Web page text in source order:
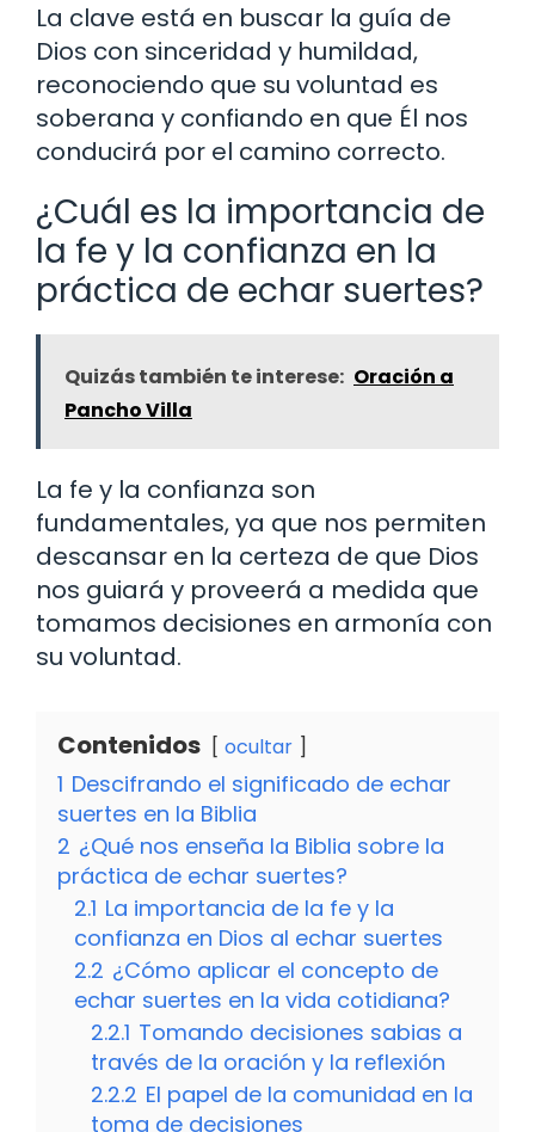
La clave está en buscar la guía de
Dios con sinceridad y humildad,
reconociendo que su voluntad es
soberana y confiando en que Él nos
conducirá por el camino correcto.
¿Cuál es la importancia de
la fe y la confianza en la
práctica de echar suertes?
Quizás también te interese: Oración a
Pancho Villa
La fe y la confianza son
fundamentales, ya que nos permiten
descansar en la certeza de que Dios
nos guiará y proveerá a medida que
tomamos decisiones en armonía con
su voluntad.
Contenidos ocultar
1 Descifrando el significado de echar
suertes en la Biblia
2 ¿Qué nos enseña la Biblia sobre la
práctica de echar suertes?
2.1 La importancia de la fe y la
confianza en Dios al echar suertes
2.2 ¿Cómo aplicar el concepto de
echar suertes en la vida cotidiana?
2.2.1 Tomando decisiones sabias a
través de la oración y la reflexión
2.2.2 El papel de la comunidad en la
toma de decisiones